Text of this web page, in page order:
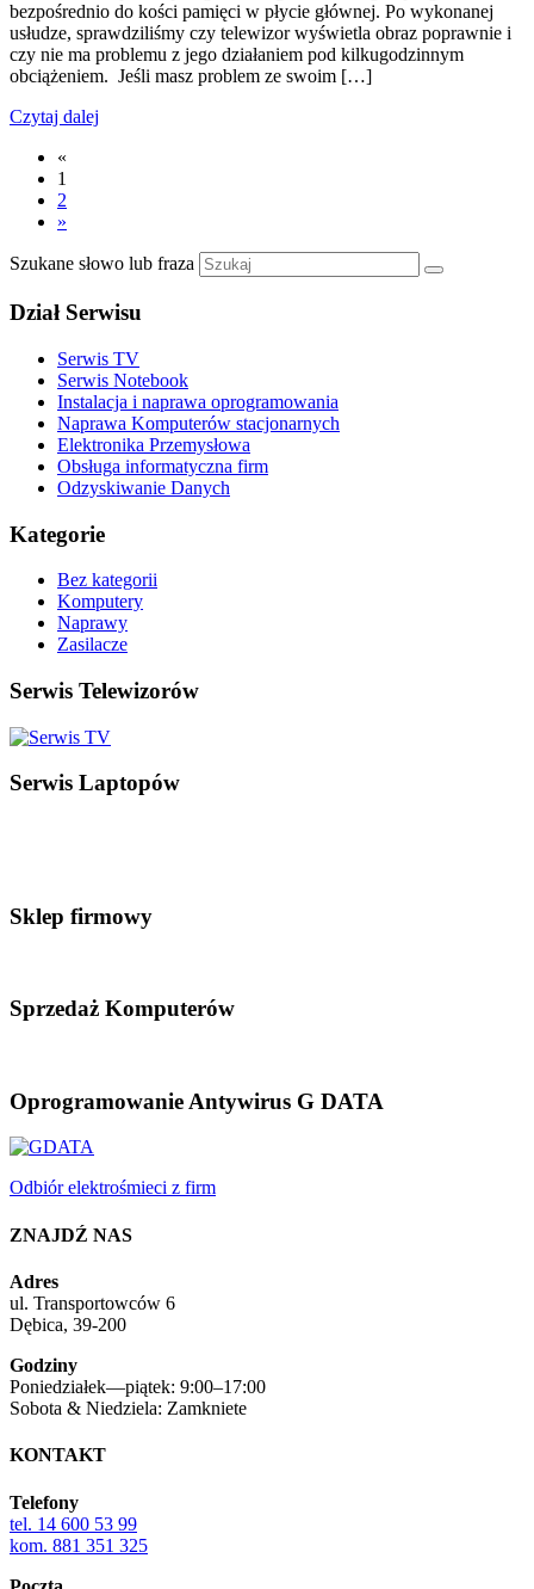
bezpośrednio do kości pamięci w płycie głównej. Po wykonanej
usłudze, sprawdziliśmy czy telewizor wyświetla obraz poprawnie i
czy nie ma problemu z jego działaniem pod kilkugodzinnym
obciążeniem. Jeśli masz problem ze swoim […]
Czytaj dalej
«
1
2
»
Szukane słowo lub fraza
Dział Serwisu
Serwis TV
Serwis Notebook
Instalacja i naprawa oprogramowania
Naprawa Komputerów stacjonarnych
Elektronika Przemysłowa
Obsługa informatyczna firm
Odzyskiwanie Danych
Kategorie
Bez kategorii
Komputery
Naprawy
Zasilacze
Serwis Telewizorów
Serwis Laptopów
Sklep firmowy
Sprzedaż Komputerów
Oprogramowanie Antywirus G DATA
Odbiór elektrośmieci z firm
ZNAJDŹ NAS
Adres
ul. Transportowców 6
Dębica, 39-200
Godziny
Poniedziałek—piątek: 9:00–17:00
Sobota & Niedziela: Zamkniete
KONTAKT
Telefony
tel. 14 600 53 99
kom. 881 351 325